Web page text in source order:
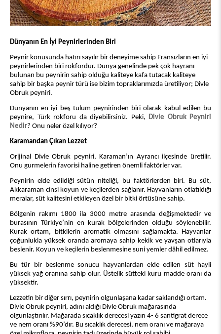
Dünyanın En İyi Peynirlerinden Biri
Peynir konusunda hatırı sayılır bir deneyime sahip Fransızların en iyi
peynirlerinden biri rokfordur. Dünya genelinde pek çok hayranı
bulunan bu peynirin sahip olduğu kaliteye kafa tutacak kaliteye
sahip bir başka peynir türü ise bizim topraklarımızda üretiliyor; Divle
Obruk peyniri.
Dünyanın en iyi beş tulum peynirinden biri olarak kabul edilen bu
peynire, Türk rokforu da diyebilirsiniz. Peki, Divle Obruk Peyniri
Nedir? Onu neler özel kılıyor?
Karamandan Çıkan Lezzet
Orijinal Divle Obruk peyniri, Karaman’ın Ayrancı ilçesinde üretilir.
Onu gurmelerin favorisi haline getiren önemli faktörler var.
Peynirin elde edildiği sütün niteliği, bu faktörlerden biri. Bu süt,
Akkaraman cinsi koyun ve keçilerden sağlanır. Hayvanların otlatıldığı
meralar, süt kalitesini etkileyen özel bir bitki örtüsüne sahip.
Bölgenin rakımı 1800 ila 3000 metre arasında değişmektedir ve
burasının Türkiye’nin en kurak bölgelerinden olduğu söylenebilir.
Kurak ortam, bitkilerin aromatik olmasını sağlamakta. Hayvanlar
çoğunlukla yüksek oranda aromaya sahip kekik ve yavşan otlarıyla
beslenir. Koyun ve keçilerin beslenmesine suni yemler dâhil edilmez.
Bu tür bir beslenme sonucu hayvanlardan elde edilen süt hayli
yüksek yağ oranına sahip olur. Üstelik sütteki kuru madde oranı da
yüksektir.
Lezzetin bir diğer sırrı, peynirin olgunlaşana kadar saklandığı ortam.
Divle Obruk peyniri, adını aldığı Divle Obruk mağarasında
olgunlaştırılır. Mağarada sıcaklık derecesi yazın 4- 6 santigrat derece
ve nem oranı %90’dır. Bu sıcaklık derecesi, nem oranı ve mağaraya